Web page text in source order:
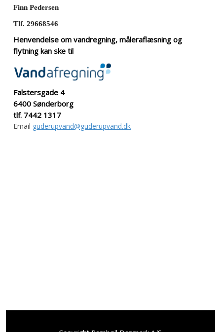
Finn Pedersen
Tlf. 29668546
Henvendelse om vandregning, måleraflæsning og
flytning kan ske til
Falstersgade 4
6400 Sønderborg
tlf. 7442 1317
Email guderupvand@guderupvand.dk